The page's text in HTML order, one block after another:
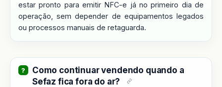
estar pronto para emitir NFC-e já no primeiro dia de
operação, sem depender de equipamentos legados
ou processos manuais de retaguarda.
Como continuar vendendo quando a
Sefaz fica fora do ar?